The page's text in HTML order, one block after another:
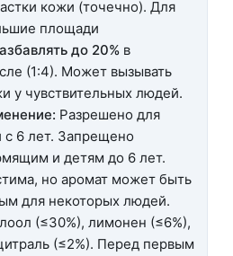
кожи (точечно). Для
площади
до 20% в
(1:4). Может вызывать
у чувствительных людей.
Разрешено для
с 6 лет. Запрещено
и детям до 6 лет.
но аромат может быть
для некоторых людей.
(≤30%), лимонен (≤6%),
(≤2%). Перед первым